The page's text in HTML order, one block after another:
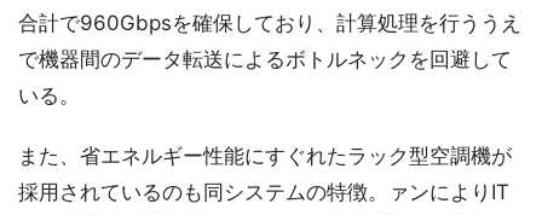
合計で960Gbpsを確保しており、計算処理を行ううえ
で機器間のデータ転送によるボトルネックを回避して
いる。
また、省エネルギー性能にすぐれたラック型空調機が
採用されているのも同システムの特徴。ァンによりIT